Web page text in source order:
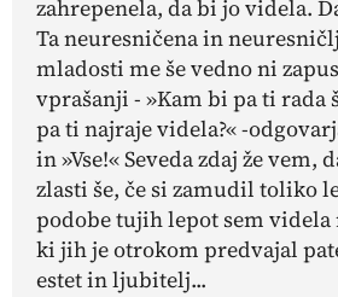
zahrepenela, da bi jo videla.
Ta neuresničena in
mladosti me še vedno ni
vprašanji - »Kam bi pa ti rada
pa ti najraje videla?« -
in »Vse!« Seveda zdaj že vem,
zlasti še, če si zamudil toliko
podobe tujih lepot sem
ki jih je otrokom predvajal
estet in ljubitelj...